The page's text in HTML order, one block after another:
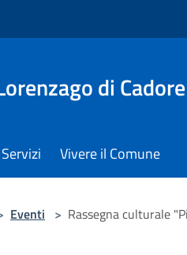
di Cadore
Servizi Vivere il Comune
Eventi > Rassegna culturale